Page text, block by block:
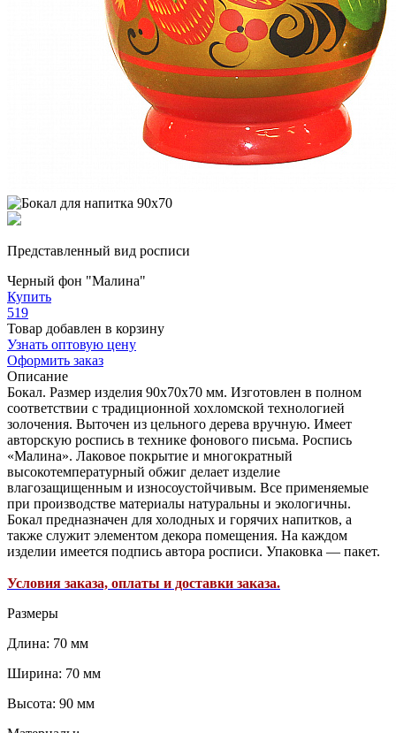
Представленный вид росписи
Черный фон "Малина"
Купить
519
Товар добавлен в корзину
Узнать оптовую цену
Оформить заказ
Описание
Бокал. Размер изделия 90х70х70 мм. Изготовлен в полном
соответствии с традиционной хохломской технологией
золочения. Выточен из цельного дерева вручную. Имеет
авторскую роспись в технике фонового письма. Роспись
«Малина». Лаковое покрытие и многократный
высокотемпературный обжиг делает изделие
влагозащищенным и износоустойчивым. Все применяемые
при производстве материалы натуральны и экологичны.
Бокал предназначен для холодных и горячих напитков, а
также служит элементом декора помещения. На каждом
изделии имеется подпись автора росписи. Упаковка — пакет.
Условия заказа, оплаты и доставки заказа.
Размеры
Длина: 70 мм
Ширина: 70 мм
Высота: 90 мм